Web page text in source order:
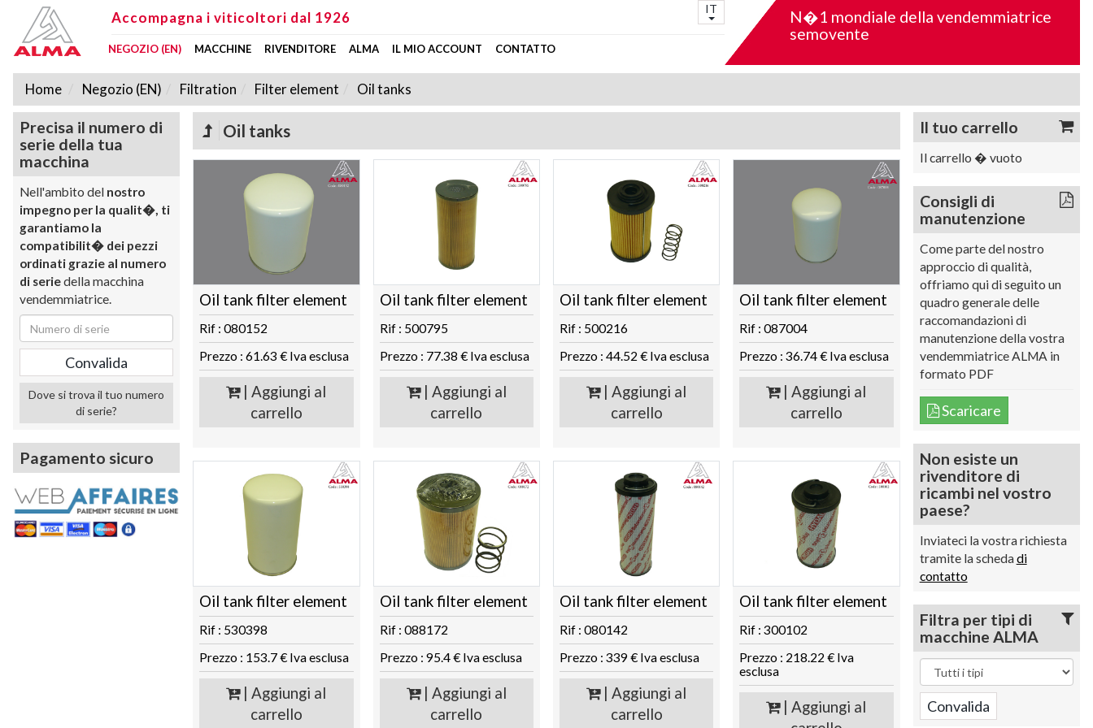
N�1 mondiale della vendemmiatrice
semovente
Accompagna i viticoltori dal 1926
IT
NEGOZIO (EN) MACCHINE RIVENDITORE ALMA IL MIO ACCOUNT CONTATTO
Home Negozio (EN) Filtration Filter element Oil tanks
Precisa il numero di
serie della tua
macchina
Nell'ambito del nostro
impegno per la qualit�, ti
garantiamo la
compatibilit� dei pezzi
ordinati grazie al numero
di seriedella macchina
vendemmiatrice.
Dove si trova il tuo numero
di serie?
Pagamento sicuro
Oil tanks
Oil tank filter element
Rif : 080152
Prezzo : 61.63 € Iva esclusa
| Aggiungi al
carrello
Oil tank filter element
Rif : 500795
Prezzo : 77.38 € Iva esclusa
| Aggiungi al
carrello
Oil tank filter element
Rif : 500216
Prezzo : 44.52 € Iva esclusa
| Aggiungi al
carrello
Oil tank filter element
Rif : 087004
Prezzo : 36.74 € Iva esclusa
| Aggiungi al
carrello
Oil tank filter element
Rif : 530398
Prezzo : 153.7 € Iva esclusa
| Aggiungi al
carrello
Oil tank filter element
Rif : 088172
Prezzo : 95.4 € Iva esclusa
| Aggiungi al
carrello
Oil tank filter element
Rif : 080142
Prezzo : 339 € Iva esclusa
| Aggiungi al
carrello
Oil tank filter element
Rif : 300102
Prezzo : 218.22 € Iva
esclusa
| Aggiungi al
Il tuo carrello
Il carrello � vuoto
Consigli di
manutenzione
Come parte del nostro
approccio di qualità,
offriamo qui di seguito un
quadro generale delle
raccomandazioni di
manutenzione della vostra
vendemmiatrice ALMA in
formato PDF
Scaricare
Non esiste un
rivenditore di
ricambi nel vostro
paese?
Inviateci la vostra richiesta
tramite la schedadi
contatto
Filtra per tipi di
macchine ALMA